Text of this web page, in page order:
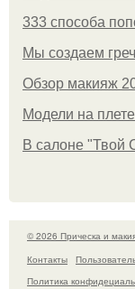
333 способа
Мы создаем
Обзор макияж
Модели на
В салоне "Твой
© 2026 Прическа и
Контакты
Политика